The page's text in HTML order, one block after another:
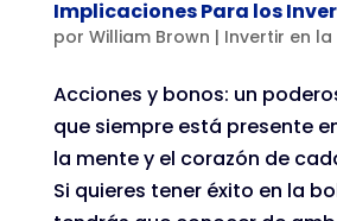
Implicaciones Para los
por William Brown | Invertir en la
Acciones y bonos: un
que siempre está presente
la mente y el corazón de
Si quieres tener éxito en la